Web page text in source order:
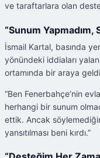
ve taraftarlara olan
“Sunum Yapmadım,
İsmail Kartal, basında
yönündeki iddiaları
ortamında bir araya
“Ben Fenerbahçe’nin
herhangi bir sunum
ettik. Ancak
yansıtılması beni kırdı.”